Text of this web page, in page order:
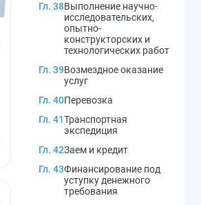
Гл. 38Выполнение научно-
исследовательских,
опытно-
конструкторских и
технологических работ
Гл. 39Возмездное оказание
услуг
Гл. 40Перевозка
Гл. 41Транспортная
экспедиция
Гл. 42Заем и кредит
Гл. 43Финансирование под
уступку денежного
требования